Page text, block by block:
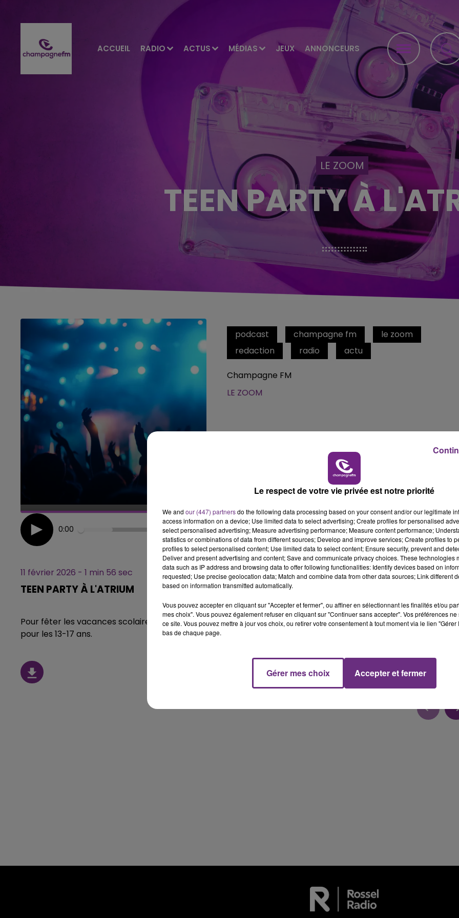
ACCUEIL RADIO ACTUS MÉDIAS JEUX ANNONCEURS
6h00 - 10h00
LA FAMILLE
10h00 - 14h00
LE TICKET DE CAISSE
LE ZOOM
TEEN PARTY À
podcast champagne fm
le zoom
redaction
radio actu
Champagne FM
LE ZOOM
0:00 1 min 56
11 février 2026 - 1 min 56 sec
TEEN PARTY À L'ATRIUM
Pour fêter les vacances scolaires, l'Atrium de Reims organise la 1 ère Teen Party. Une soirée en discothèque
pour les 13-17 ans.
Le respect de votre vie privée est notre priorité
We and our (447) partnersdo the following data processing based on your consent and/or our legitimate
access information on a device; Use limited data to select advertising; Create profiles for personalised
select personalised advertising; Measure advertising performance; Measure content performance;
statistics or combinations of data from different sources; Develop and improve services; Create profiles to
profiles to select personalised content; Use limited data to select content; Ensure security, prevent and
Deliver and present advertising and content; Save and communicate privacy choices. These technologies
data such as IP address and browsing data to offer following functionalities: Identify devices based on
requested; Use precise geolocation data; Match and combine data from other data sources; Link different
based on information transmitted automatically.
Vous pouvez accepter en cliquant sur "Accepter et fermer", ou affiner en sélectionnant les finalités et/ou
mes choix". Vous pouvez également refuser en cliquant sur "Continuer sans accepter". Vos préférences
ce site. Vous pouvez mettre à jour vos choix, ou retirer votre consentement à tout moment via le lien
bas de chaque page.
Gérer mes choix Accepter et fermer